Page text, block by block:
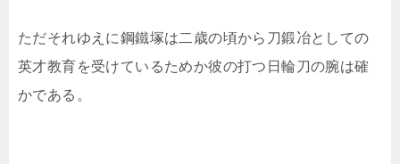
ただそれゆえに鋼鐵塚は二歳の頃から刀鍛冶としての
英才教育を受けているためか彼の打つ日輪刀の腕は確
かである。